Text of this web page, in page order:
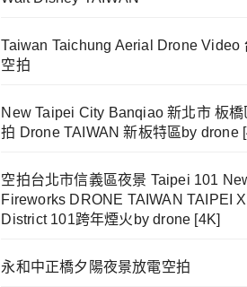
Taiwan Taichung Aerial Drone Video
空拍
New Taipei City Banqiao 新北市 板橋
拍 Drone TAIWAN 新板特區by drone
空拍台北市信義區夜景 Taipei 101
Fireworks DRONE TAIWAN TAIPEI
District 101跨年煙火by drone [4K]
永和中正橋夕陽夜景放電空拍